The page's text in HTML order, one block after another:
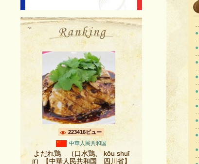
223416ビュー
中華人民共和国
よだれ鶏 （口水鶏、 kǒu shuǐ
jï）【中華人民共和国 四川省】